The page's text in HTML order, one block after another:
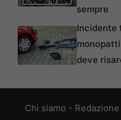
sempre
Incidente
deve
Chi siamo - Redazione